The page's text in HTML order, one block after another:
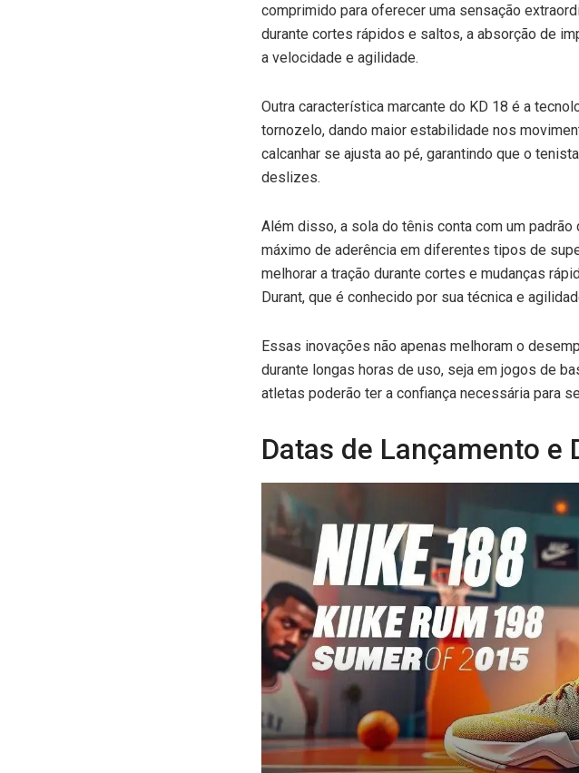
comprimido para oferecer uma sensação
durante cortes rápidos e saltos, a absorção de
a velocidade e agilidade.
Outra característica marcante do KD 18 é a
tornozelo, dando maior estabilidade nos
calcanhar se ajusta ao pé, garantindo que o
deslizes.
Além disso, a sola do tênis conta com um
máximo de aderência em diferentes tipos de
melhorar a tração durante cortes e mudanças
Durant, que é conhecido por sua técnica e
Essas inovações não apenas melhoram o
durante longas horas de uso, seja em jogos de
atletas poderão ter a confiança necessária para
Datas de Lançamento e